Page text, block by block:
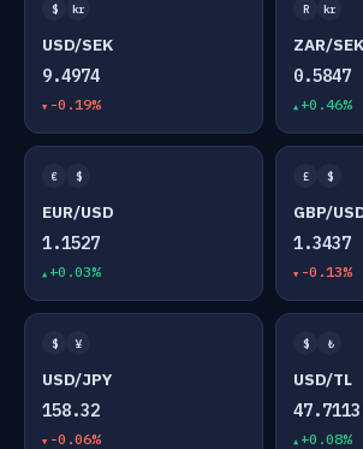
$ kr
USD/SEK
9.4974
-0.19%
R kr
ZAR/SEK
0.5847
+0.46%
€ $
EUR/USD
1.1527
+0.03%
£ $
GBP/
1.3437
-0.13%
$ ¥
USD/JPY
158.32
-0.06%
$ ₺
USD/TL
47.7113
+0.08%